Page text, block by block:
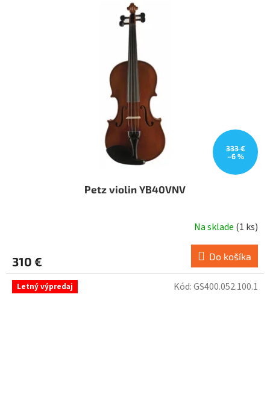
333 €
–6 %
Petz violin YB40VNV
Na sklade (1 ks)
310 € Do košíka
Letný výpredaj Kód:GS400.052.100.1